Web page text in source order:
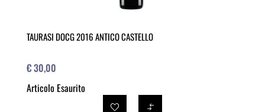
TAURASI DOCG 2016 ANTICO CASTELLO
€ 30,00
Articolo Esaurito